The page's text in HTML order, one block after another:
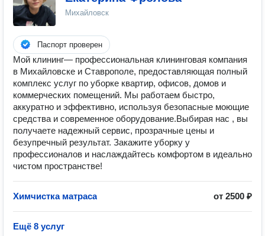
Михайловск
Паспорт проверен
Мой клининг— профессиональная клининговая компания
в Михайловске и Ставрополе, предоставляющая полный
комплекс услуг по уборке квартир, офисов, домов и
коммерческих помещений. Мы работаем быстро,
аккуратно и эффективно, используя безопасные моющие
средства и современное оборудование.Выбирая нас , вы
получаете надежный сервис, прозрачные цены и
безупречный результат. Закажите уборку у
профессионалов и наслаждайтесь комфортом в идеально
чистом пространстве!
Химчистка матраса от 2500 ₽
Ещё 8 услуг